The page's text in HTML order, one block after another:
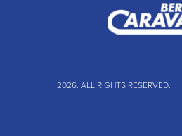
2026. ALL RIGHTS RESERVED.